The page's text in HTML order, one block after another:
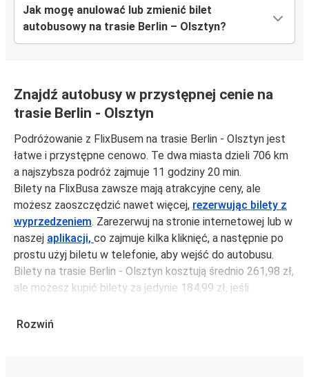
Jak mogę anulować lub zmienić bilet
autobusowy na trasie Berlin – Olsztyn?
Znajdź autobusy w przystępnej cenie na
trasie Berlin - Olsztyn
Podróżowanie z FlixBusem na trasie Berlin - Olsztyn jest
łatwe i przystępne cenowo. Te dwa miasta dzieli 706 km
a najszybsza podróż zajmuje 11 godziny 20 min.
Bilety na FlixBusa zawsze mają atrakcyjne ceny, ale
możesz zaoszczędzić nawet więcej, rezerwując bilety z
wyprzedzeniem. Zarezerwuj na stronie internetowej lub w
naszej aplikacji, co zajmuje kilka kliknięć, a następnie po
prostu użyj biletu w telefonie, aby wejść do autobusu.
Bilety na trasie Berlin - Olsztyn kosztują średnio 261,98 zł,
ale możesz kupić bilety za jedynie 184,99 zł, jeśli
unikając weekendów i świąt. Aby podróżować szybko,
Rozwiń